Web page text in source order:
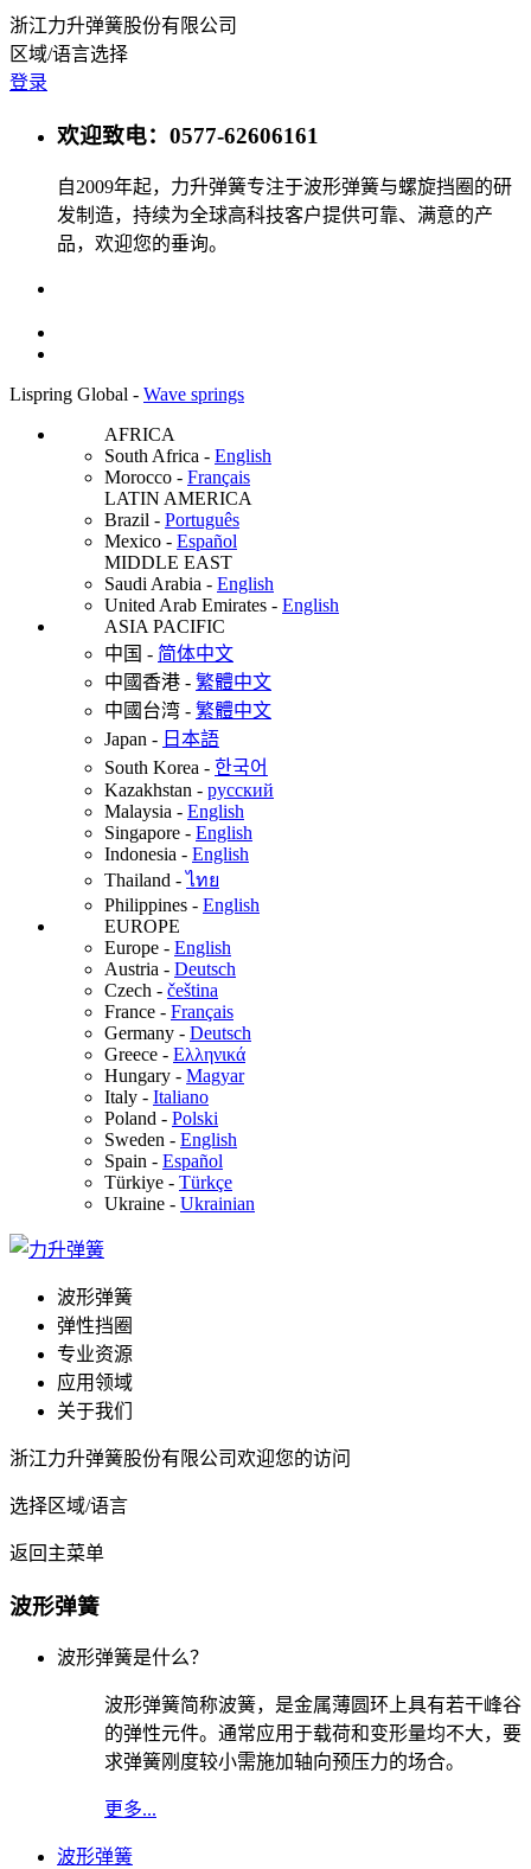
浙江力升弹簧股份有限公司
区域/语言选择
登录
欢迎致电：0577-62606161
自2009年起，力升弹簧专注于波形弹簧与螺旋挡圈的研
发制造，持续为全球高科技客户提供可靠、满意的产
品，欢迎您的垂询。
Lispring Global - Wave springs
AFRICA
South Africa - English
Morocco - Français
LATIN AMERICA
Brazil - Português
Mexico - Español
MIDDLE EAST
Saudi Arabia - English
United Arab Emirates - English
ASIA PACIFIC
中国 - 简体中文
中國香港 - 繁體中文
中國台湾 - 繁體中文
Japan - 日本語
South Korea - 한국어
Kazakhstan - русский
Malaysia - English
Singapore - English
Indonesia - English
Thailand -ไทย
Philippines - English
EUROPE
Europe - English
Austria - Deutsch
Czech - čeština
France - Français
Germany - Deutsch
Greece - Ελληνικά
Hungary - Magyar
Italy - Italiano
Poland - Polski
Sweden - English
Spain - Español
Türkiye - Türkçe
Ukraine - Ukrainian
波形弹簧
弹性挡圈
专业资源
应用领域
关于我们
浙江力升弹簧股份有限公司欢迎您的访问
选择区域/语言
返回主菜单
波形弹簧
波形弹簧是什么？
波形弹簧简称波簧，是金属薄圆环上具有若干峰谷
的弹性元件。通常应用于载荷和变形量均不大，要
求弹簧刚度较小需施加轴向预压力的场合。
更多...
波形弹簧